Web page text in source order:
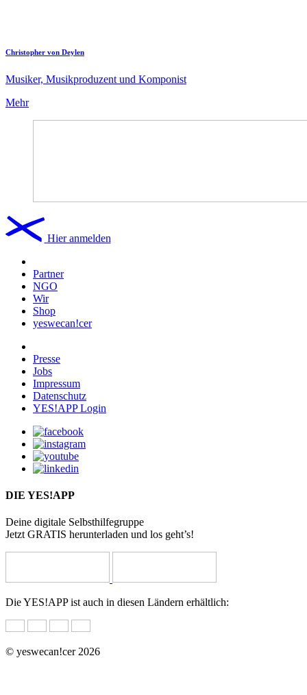
Christopher von Deylen
Musiker, Musikproduzent und Komponist
Mehr
Hier anmelden
Partner
NGO
Wir
Shop
yeswecan!cer
Presse
Jobs
Impressum
Datenschutz
YES!APP Login
DIE YES!APP
Deine digitale Selbsthilfegruppe
Jetzt GRATIS herunterladen und los geht’s!
Die YES!APP ist auch in diesen Ländern erhältlich:
© yeswecan!cer 2026